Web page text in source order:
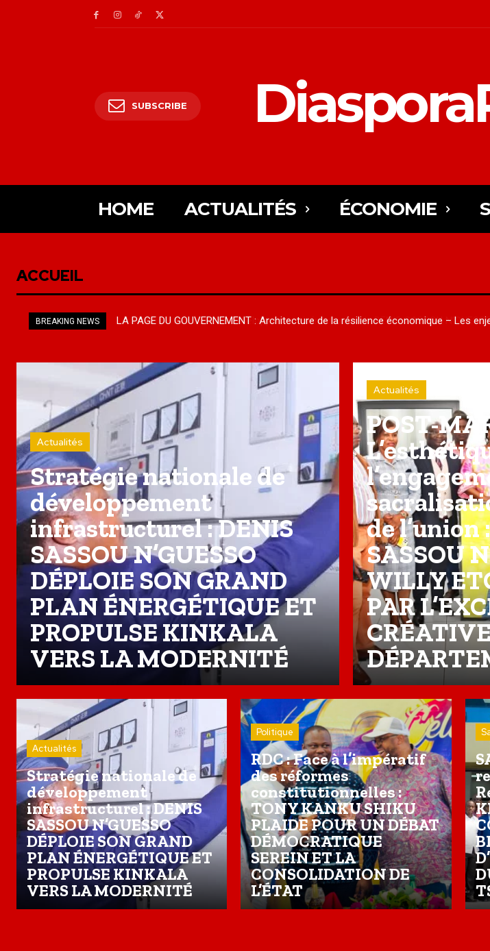
SUBSCRIBE
HOME ACTUALITÉS ÉCONOMIE
ACCUEIL
BREAKING NEWS
Stratégie nationale de développement infrastructurel : DENIS SASSOU N’GUESSO
Actualités
Stratégie nationale de
développement
infrastructurel : DENIS
SASSOU N’GUESSO
DÉPLOIE SON GRAND
PLAN ÉNERGÉTIQUE ET
PROPULSE KINKALA
VERS LA MODERNITÉ
Actualités
POST-
de l’union
SASSOU
WILLY
PAR
Actualités
Stratégie nationale de
développement
infrastructurel : DENIS
SASSOU N’GUESSO
DÉPLOIE SON GRAND
PLAN ÉNERGÉTIQUE ET
PROPULSE KINKALA
VERS LA MODERNITÉ
Politique
RDC : Face à l’impératif
des réformes
constitutionnelles :
TONY KANKU SHIKU
PLAIDE POUR UN DÉBAT
DÉMOCRATIQUE
SEREIN ET LA
CONSOLIDATION DE
L’ÉTAT